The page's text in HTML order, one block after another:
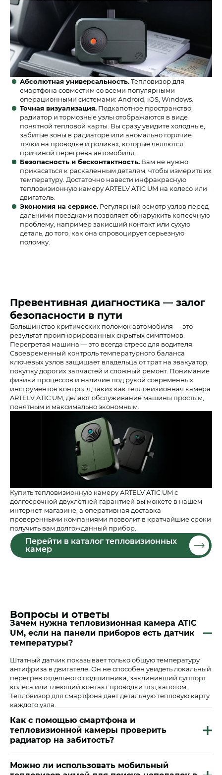
Абсолютная универсальность.Тепловизор для
смартфона совместим со всеми популярными
операционными системами: Android, iOS, Windows.
Точная визуализация. Подкапотное пространство,
радиатор и тормозные узлы отображаются в виде
понятной тепловой карты. Вы сразу увидите холодные,
забитые зоны в радиаторе или аномально горячие
точки на проводке и роликах, которые являются
причиной перегрева автомобиля.
Безопасность и бесконтактность. Вам не нужно
прикасаться к раскаленным деталям, чтобы измерить их
температуру. Достаточно навести инфракрасную
тепловизионную камеру ARTELV ATIC UM на колесо или
двигатель.
Экономия на сервисе. Регулярный осмотр узлов перед
дальними поездками позволяет обнаружить копеечную
проблему, например закисший контакт или сухую
деталь, до того, как она спровоцирует серьезную
поломку.
Превентивная диагностика — залог
безопасности в пути
Большинство критических поломок автомобиля — это
результат проигнорированных скрытых симптомов.
Перегретая машина — это всегда стресс для водителя.
Своевременный контроль температурного баланса
ключевых узлов защищает владельца от трат на эвакуатор,
покупку дорогих запчастей и сложный ремонт. Понимание
физики процессов и наличие под рукой современных
инструментов контроля, таких как тепловизионная камера
ARTELV ATIC UM, делают обслуживание машины простым,
понятным и максимально экономным.
Купить тепловизионную камеру ARTELV ATIC UM с
долгосрочной двухлетней гарантией вы можете в нашем
интернет-магазине, а оперативная доставка
проверенными компаниями позволит в кратчайшие сроки
получить вам долгожданный прибор.
Перейти в каталог тепловизионных
камер
Вопросы и ответы
Зачем нужна тепловизионная камера ATIC
UM, если на панели приборов есть датчик
температуры?
Штатный датчик показывает только общую температуру
антифриза в двигателе. Он не способен увидеть локальный
перегрев отдельного подшипника, заклинивший суппорт
колеса или тлеющий контакт проводки под капотом.
Тепловизор для смартфона дает детальную тепловую карту
каждого узла.
Как с помощью смартфона и
тепловизионной камеры проверить
радиатор на забитость?
температуры. Наведите тепловизор для измерения ARTELV
Можно ли использовать мобильный